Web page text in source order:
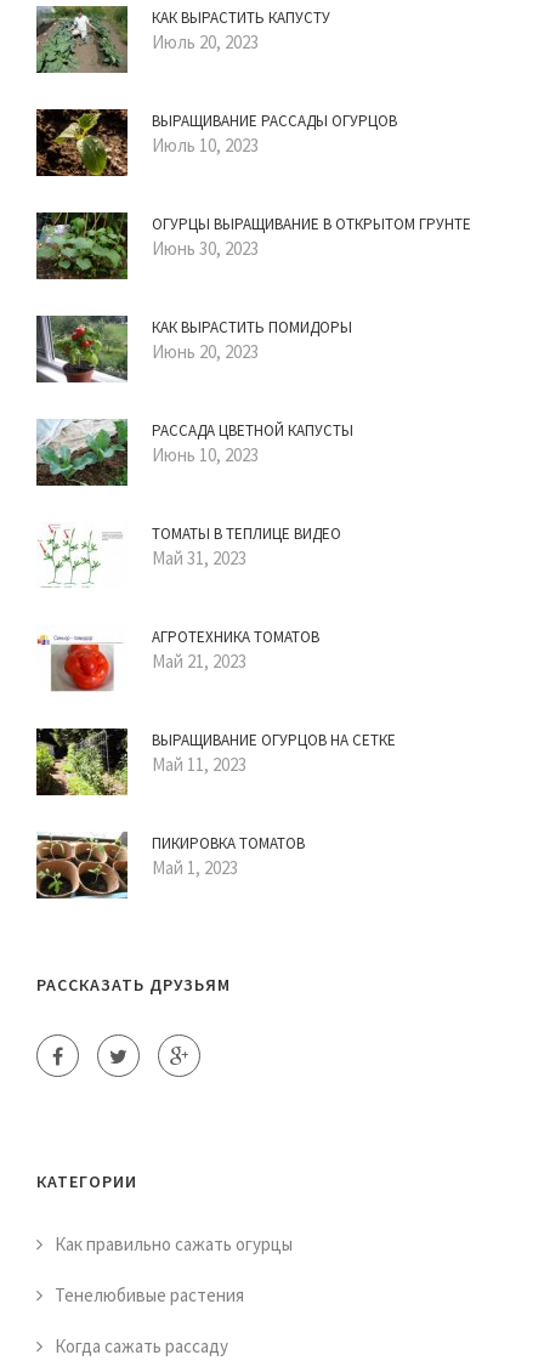
КАК ВЫРАСТИТЬ КАПУСТУ
Июль 20, 2023
ВЫРАЩИВАНИЕ РАССАДЫ ОГУРЦОВ
Июль 10, 2023
ОГУРЦЫ ВЫРАЩИВАНИЕ В ОТКРЫТОМ ГРУНТЕ
Июнь 30, 2023
КАК ВЫРАСТИТЬ ПОМИДОРЫ
Июнь 20, 2023
РАССАДА ЦВЕТНОЙ КАПУСТЫ
Июнь 10, 2023
ТОМАТЫ В ТЕПЛИЦЕ ВИДЕО
Май 31, 2023
АГРОТЕХНИКА ТОМАТОВ
Май 21, 2023
ВЫРАЩИВАНИЕ ОГУРЦОВ НА СЕТКЕ
Май 11, 2023
ПИКИРОВКА ТОМАТОВ
Май 1, 2023
РАССКАЗАТЬ ДРУЗЬЯМ
КАТЕГОРИИ
Как правильно сажать огурцы
Тенелюбивые растения
Когда сажать рассаду